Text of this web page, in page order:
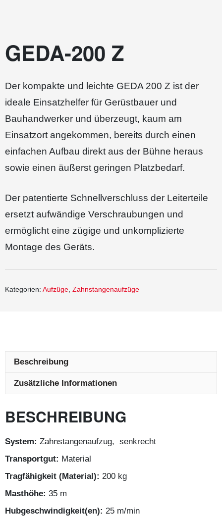
GEDA-200 Z
Der kompakte und leichte GEDA 200 Z ist der
ideale Einsatzhelfer für Gerüstbauer und
Bauhandwerker und überzeugt, kaum am
Einsatzort angekommen, bereits durch einen
einfachen Aufbau direkt aus der Bühne heraus
sowie einen äußerst geringen Platzbedarf.
Der patentierte Schnellverschluss der Leiterteile
ersetzt aufwändige Verschraubungen und
ermöglicht eine zügige und unkomplizierte
Montage des Geräts.
Kategorien: Aufzüge Zahnstangenaufzüge
Beschreibung
Zusätzliche Informationen
BESCHREIBUNG
System: Zahnstangenaufzug, senkrecht
Transportgut: Material
Tragfähigkeit (Material): 200 kg
Masthöhe: 35 m
Hubgeschwindigkeit(en): 25 m/min